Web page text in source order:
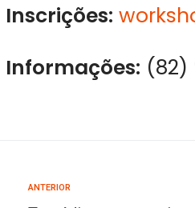
Inscrições:
Informações: (82)
ANTERIOR